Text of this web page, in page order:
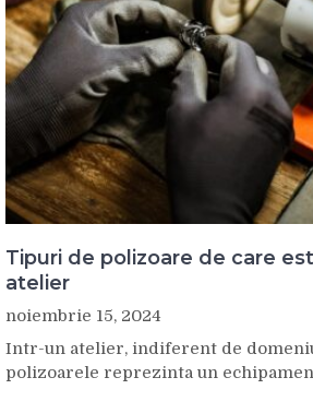
Tipuri de polizoare de care
atelier
noiembrie 15, 2024
Intr-un atelier, indiferent de
polizoarele reprezinta un